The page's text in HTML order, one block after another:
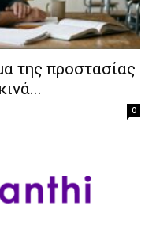
της προστασίας
0